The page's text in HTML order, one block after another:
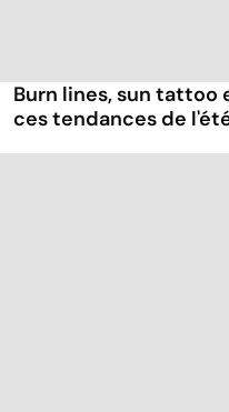
Burn lines, sun tattoo
ces tendances de